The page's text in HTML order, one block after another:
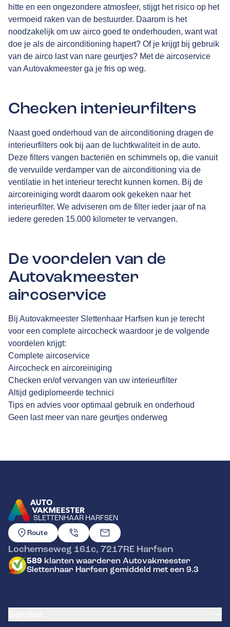
hitte en een ongezondere atmosfeer, stijgt het risico op het
vermoeid raken van de bestuurder. Daarom is het
noodzakelijk om uw airco goed te onderhouden, want wat
doe je als de airconditioning hapert? Of je krijgt bij gebruik
van de airco last van nare geurtjes? Met de aircoservice
van Autovakmeester ga je fris op weg.
Checken interieurfilters
Naast goed onderhoud van de airconditioning dragen de
interieurfilters ook bij aan de luchtkwaliteit in de auto.
Deze filters vangen bacteriën en schimmels op, die vanuit
de vervuilde verdamper van de airconditioning via de
ventilatie in het interieur terecht kunnen komen. Bij de
aircoreiniging wordt daarom ook gekeken naar het
interieurfilter. We adviseren om de filter ieder jaar of na
iedere gereden 15.000 kilometer te vervangen.
De voordelen van de
Autovakmeester
aircoservice
Bij Autovakmeester Slettenhaar Harfsen kun je terecht
voor een complete aircocheck waardoor je de volgende
voordelen krijgt:
Complete aircoservice
Aircocheck en aircoreiniging
Checken en/of vervangen van uw interieurfilter
Altijd gediplomeerde technici
Tips en advies voor optimaal gebruik en onderhoud
Geen last meer van nare geurtjes onderweg
SLETTENHAAR HARFSEN
GA NAAR DE HOMEPAGINA
Route
Lochemseweg 161c, 7217RE Harfsen
589 klanten waarderen Autovakmeester
Slettenhaar Harfsen gemiddeld met een 9.3